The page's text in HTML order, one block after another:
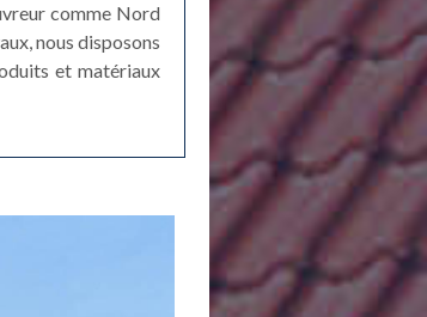
comme Nord
nous disposons
et matériaux